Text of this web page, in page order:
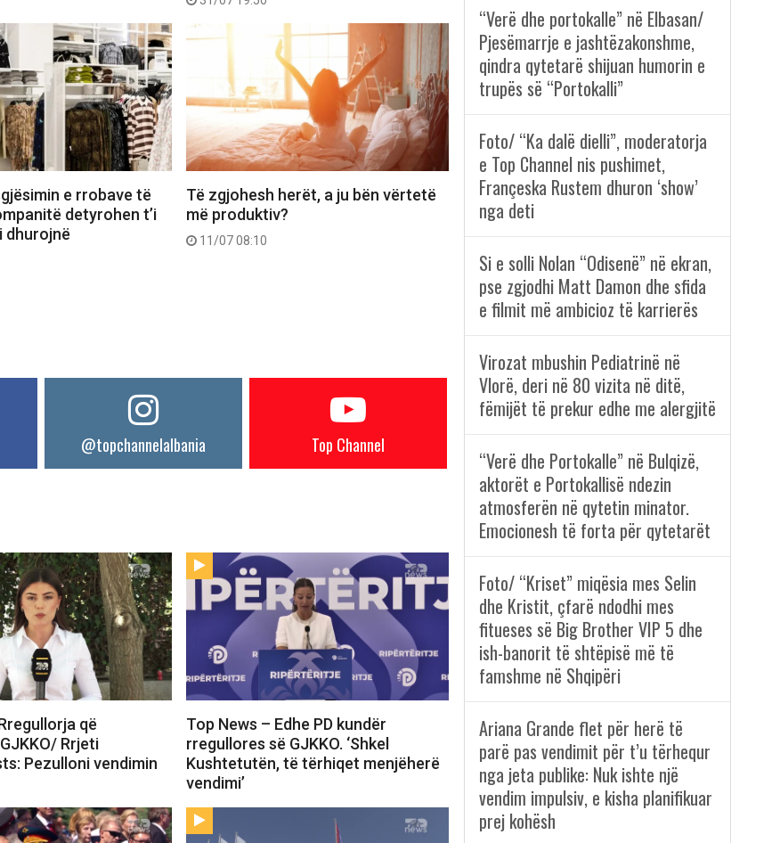
e rrobave të
detyrohen t’i
dhurojnë
Të zgjohesh herët, a ju bën vërtetë
më produktiv?
11/07 08:10
@topchannelalbania Top Channel
që
Rrjeti
Pezulloni vendimin
Top News – Edhe PD kundër
rregullores së GJKKO. ‘Shkel
Kushtetutën, të tërhiqet menjëherë
vendimi’
“Verë dhe portokalle” në Elbasan/
Pjesëmarrje e jashtëzakonshme,
qindra qytetarë shijuan humorin e
trupës së “Portokalli”
Foto/ “Ka dalë dielli”, moderatorja
e Top Channel nis pushimet,
Françeska Rustem dhuron ‘show’
nga deti
Si e solli Nolan “Odisenë” në ekran,
pse zgjodhi Matt Damon dhe sfida
e filmit më ambicioz të karrierës
Virozat mbushin Pediatrinë në
Vlorë, deri në 80 vizita në ditë,
fëmijët të prekur edhe me alergjitë
“Verë dhe Portokalle” në Bulqizë,
aktorët e Portokallisë ndezin
atmosferën në qytetin minator.
Emocionesh të forta për qytetarët
Foto/ “Kriset” miqësia mes Selin
dhe Kristit, çfarë ndodhi mes
fitueses së Big Brother VIP 5 dhe
ish-banorit të shtëpisë më të
famshme në Shqipëri
Ariana Grande flet për herë të
parë pas vendimit për t’u tërhequr
nga jeta publike: Nuk ishte një
vendim impulsiv, e kisha planifikuar
prej kohësh